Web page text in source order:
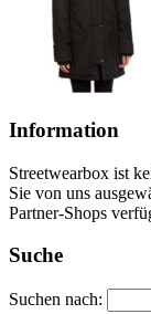
Information
Streetwearbox ist
Sie von uns
Partner-Shops
Suche
Suchen nach: